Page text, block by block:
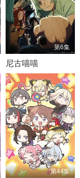
第6集
尼古喵喵
第44集